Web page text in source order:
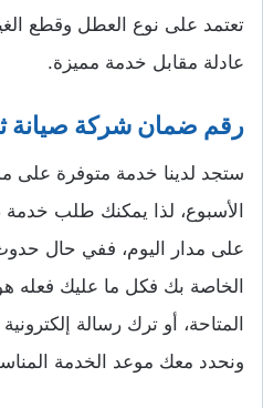
تعتمد على نوع العطل وقطع
عادلة مقابل خدمة مميزة.
رقم ضمان شركة صيانة
الأسبوع، لذا يمكنك طلب
على مدار اليوم، ففي حال
الخاصة بك فكل ما عليك فعله
المتاحة، أو ترك رسالة
ونحدد معك موعد الخدمة